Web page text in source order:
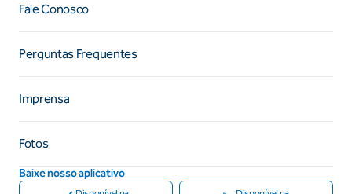
Fale Conosco
Perguntas Frequentes
Imprensa
Fotos
Baixe nosso aplicativo